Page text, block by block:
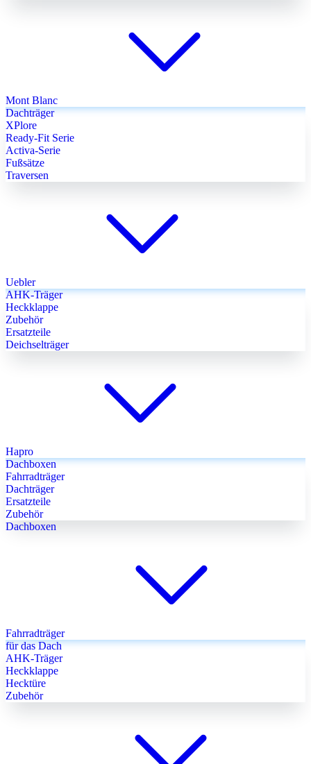
Mont Blanc
Dachträger
XPlore
Ready-Fit Serie
Activa-Serie
Fußsätze
Traversen
Uebler
AHK-Träger
Heckklappe
Zubehör
Ersatzteile
Deichselträger
Hapro
Dachboxen
Fahrradträger
Dachträger
Ersatzteile
Zubehör
Dachboxen
Fahrradträger
für das Dach
AHK-Träger
Heckklappe
Hecktüre
Zubehör